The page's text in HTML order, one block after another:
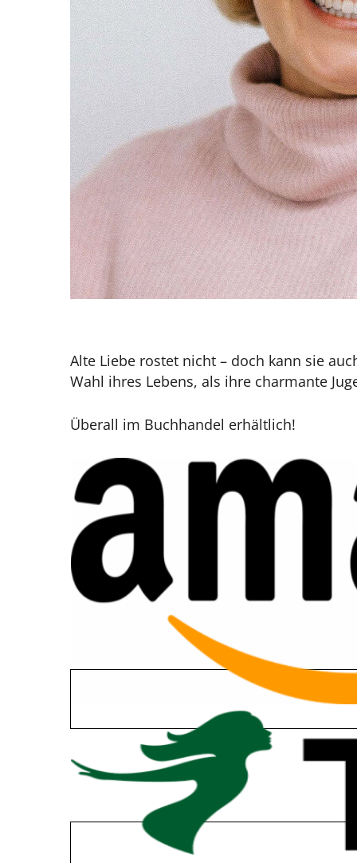
Alte Liebe rostet nicht – doch kann sie
Wahl ihres Lebens, als ihre charmante
Überall im Buchhandel erhältlich!